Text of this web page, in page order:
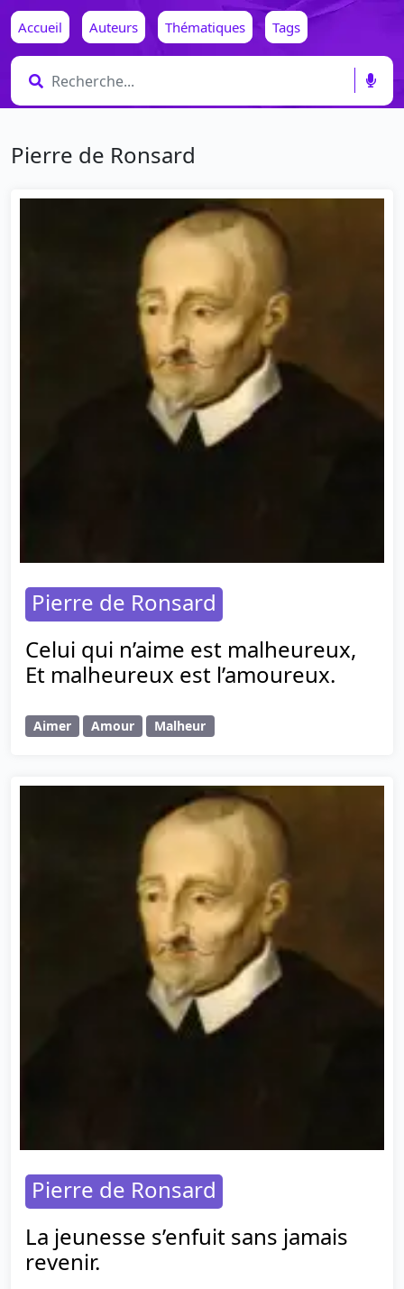
Accueil Auteurs Thématiques Tags
Pierre de Ronsard
Pierre de Ronsard
Celui qui n’aime est malheureux,
Et malheureux est l’amoureux.
Aimer Amour Malheur
Pierre de Ronsard
La jeunesse s’enfuit sans jamais
revenir.